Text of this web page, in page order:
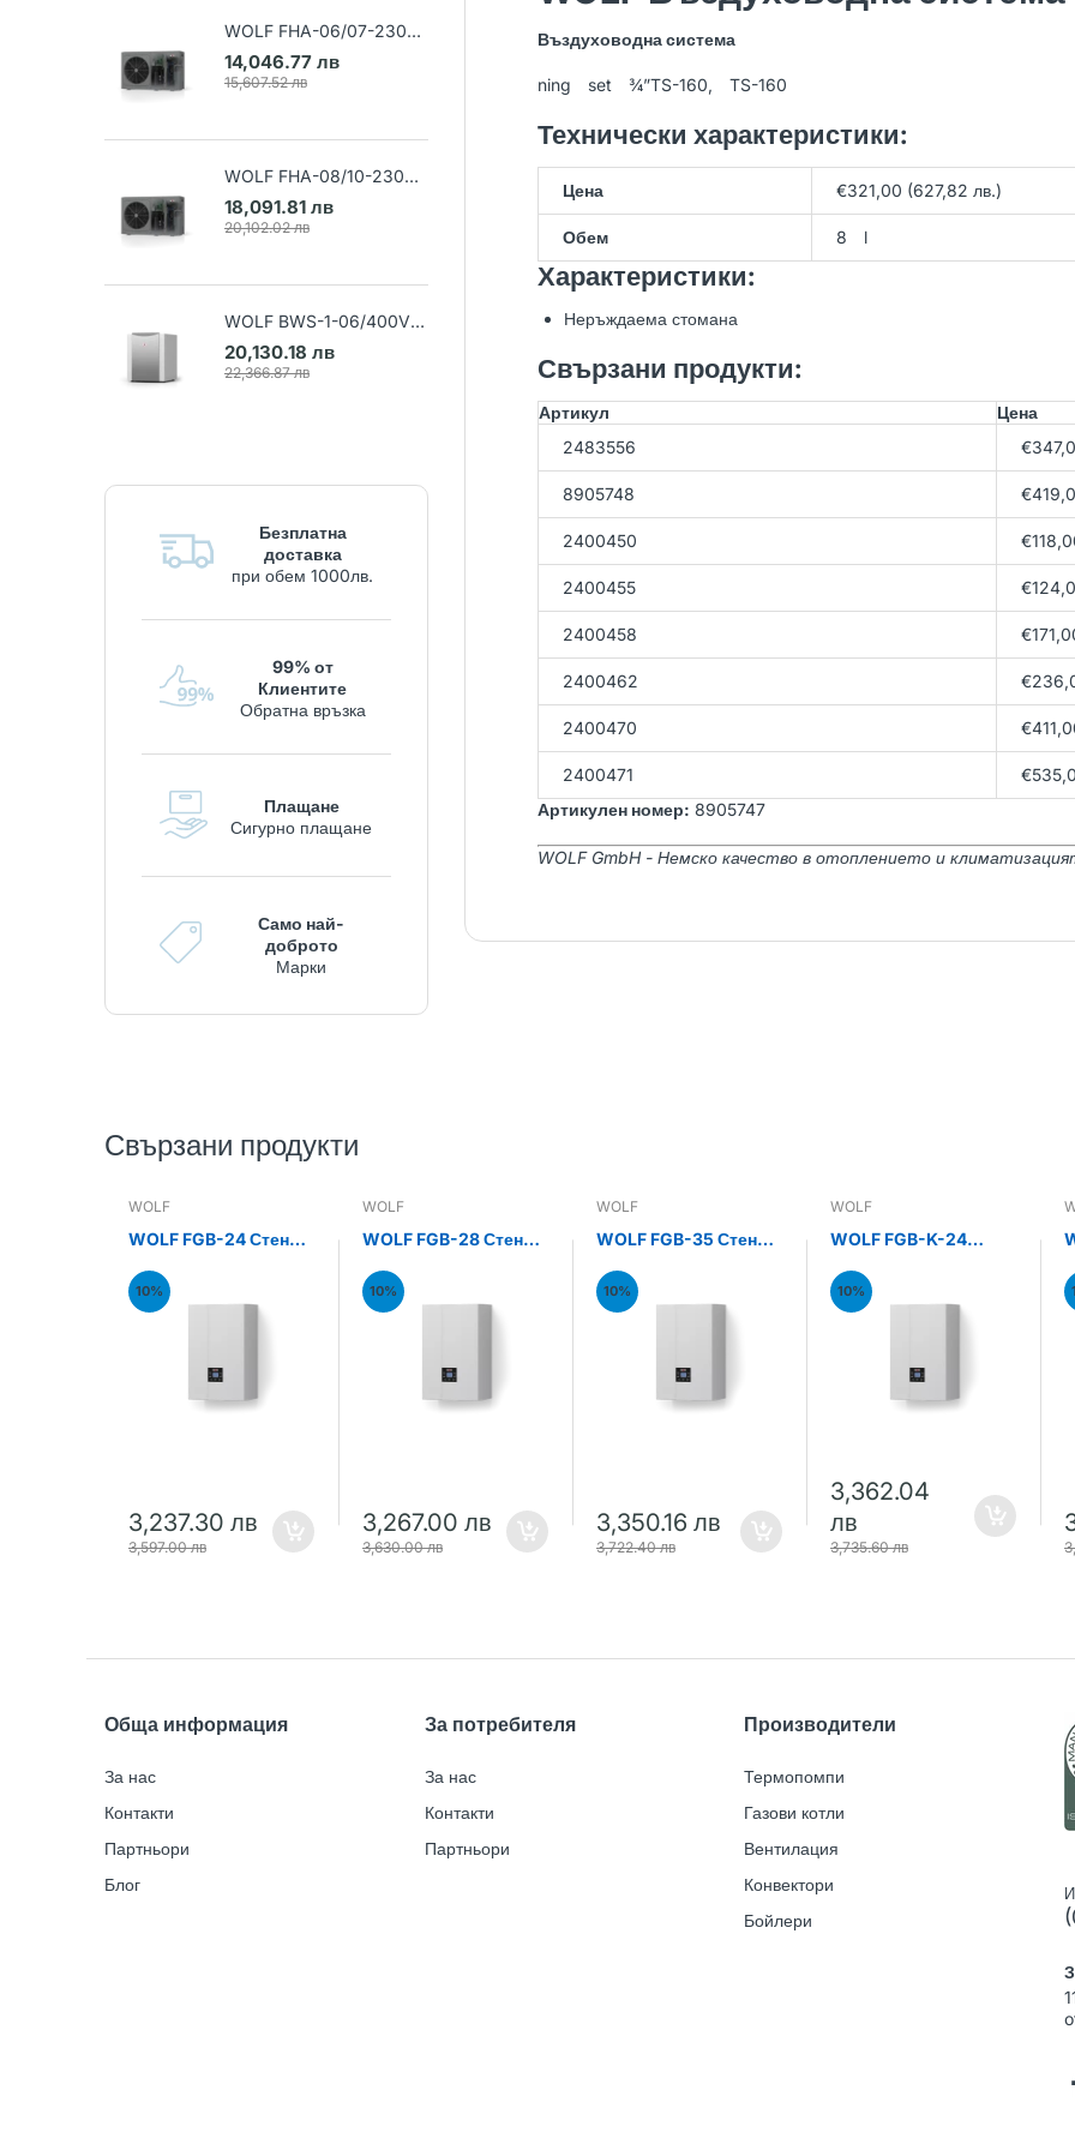
WOLF FHA-06/07-230V
Термопомпа въздух-вода
(Арт. 9148032)
14,046.77 лв
15,607.52 лв
WOLF FHA-08/10-230V
Термопомпа въздух-вода
(Арт. 9148033)
18,091.81 лв
20,102.02 лв
WOLF BWS-1-06/400V
Термопомпа земя-вода
(Арт. 9145384)
20,130.18 лв
22,366.87 лв
WOLF BWS-1-10/400V
Термопомпа земя-вода
(Арт. 9145386)
23,962.82 лв
Термопомпа вода-вода
(Арт. 9146033)
23,150.77 лв
WOLF BWW-1-11/400V
(Арт. 9146034)
26,321.56 лв
Безплатна
доставка
при обем 1000лв.
99% от
Клиентите
Обратна връзка
Плащане
Сигурно плащане
Само най-
доброто
Марки
Въздуховодна система
ning set ¾”TS-160, TS-160
Технически характеристики:
Цена €321,00 (627,82 лв.)
Обем 8 l
Характеристики:
Неръждаема стомана
Свързани продукти:
Артикул
Цена
2483556
8905748
2400450
2400455
2400458
2400462
2400470
2400471
Артикулен номер: 8905747
WOLF GmbH - Немско качество в отоплението и
Свързани продукти
WOLF
WOLF FGB-24 Стенен
котел 24kW
10%
3,237.30 лв
3,597.00 лв
WOLF
WOLF FGB-28 Стенен
котел 28kW
10%
3,267.00 лв
3,630.00 лв
WOLF
WOLF FGB-35 Стенен
котел 35kW
10%
3,350.16 лв
3,722.40 лв
WOLF
WOLF FGB-K-24
кондензен комби
котел 24kW
10%
3,362.04
лв
3,735.60 лв
Обща информация
За нас
Контакти
Партньори
Блог
За потребителя
За нас
Контакти
Партньори
Производители
Термопомпи
Газови котли
Вентилация
Конвектори
Бойлери